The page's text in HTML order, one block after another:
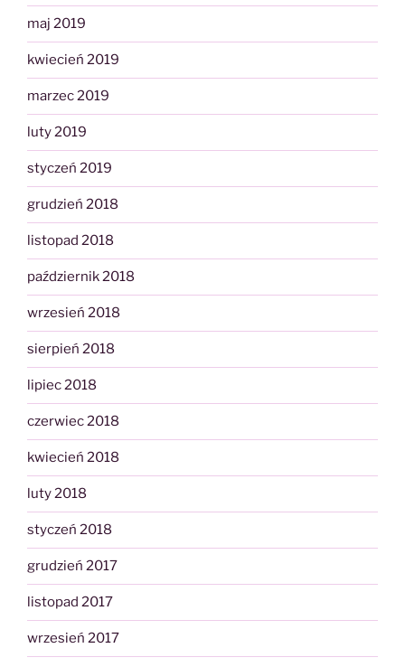
maj 2019
kwiecień 2019
marzec 2019
luty 2019
styczeń 2019
grudzień 2018
listopad 2018
październik 2018
wrzesień 2018
sierpień 2018
lipiec 2018
czerwiec 2018
kwiecień 2018
luty 2018
styczeń 2018
grudzień 2017
listopad 2017
wrzesień 2017